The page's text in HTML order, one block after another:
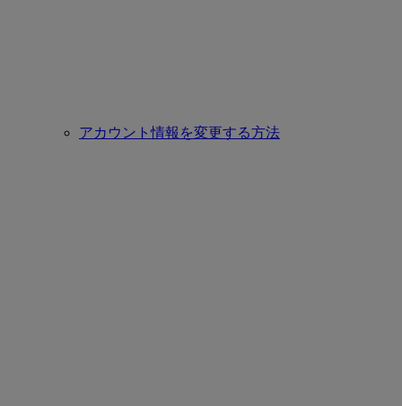
アカウント情報を変更する方法